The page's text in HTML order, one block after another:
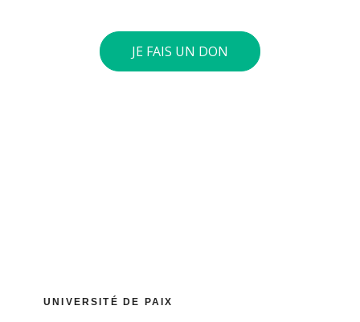
JE FAIS UN DON
UNIVERSITÉ DE PAIX